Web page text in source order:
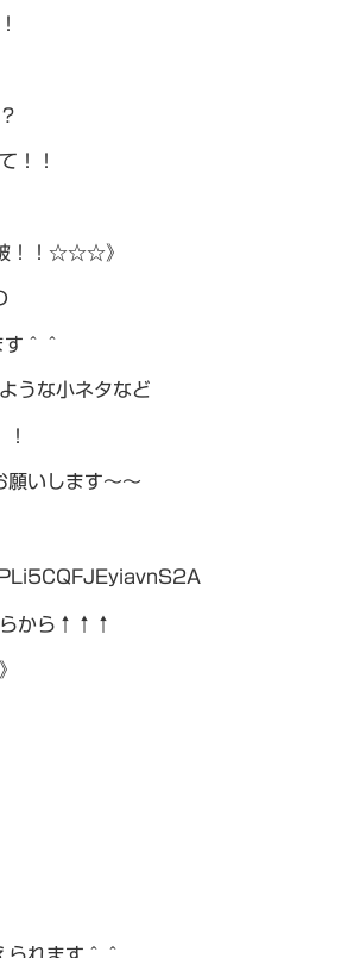
！！
！！☆☆☆》
＾＾
うな小ネタなど
願いします～～
らから↑↑↑
れます＾＾